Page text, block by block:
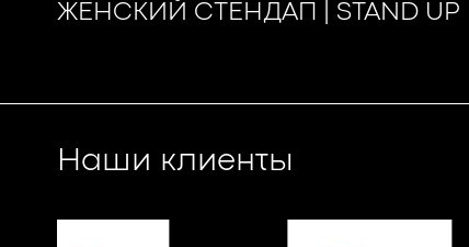
ЖЕНСКИЙ СТЕНДАП | STAND UP
Наши клиенты